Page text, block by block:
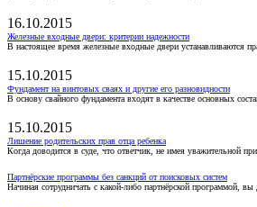
16.10.2015
Железные входные двери: критерии надежности
В настоящее время железные входные двери устанавливаются
15.10.2015
Фундамент на винтовых сваях и другие его разновидности
В основу свайного фундамента входят в качестве основных
15.10.2015
Лишение родительских прав отца ребенка
Когда доводится в суде, что ответчик, не имея уважительной
Партнёрские программы без санкций от поисковых систем
Начиная сотрудничать с какой-либо партнёрской программой,